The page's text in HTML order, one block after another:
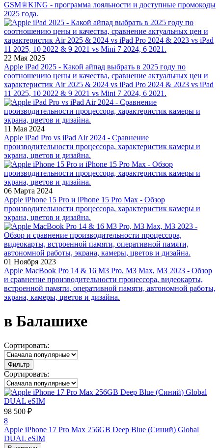
GSM♕KING - программа лояльности и доступные промокоды
2025 года.
22 Мая 2025
Apple iPad 2025 - Какой айпад выбрать в 2025 году по
соотношению цены и качества, сравнение актуальных цен и
характеристик Air 2025 & 2024 vs iPad Pro 2024 & 2023 vs iPad
11 2025, 10 2022 & 9 2021 vs Mini 7 2024, 6 2021.
11 Мая 2024
Apple iPad Pro vs iPad Air 2024 - Сравнение
производительности процессора, характеристик камеры и
экрана, цветов и дизайна.
06 Марта 2024
Apple iPhone 15 Pro и iPhone 15 Pro Max - Обзор
производительности процессора, характеристик камеры и
экрана, цветов и дизайна.
01 Ноября 2023
Apple MacBook Pro 14 & 16 M3 Pro, M3 Max, M3 2023 - Обзор
и сравнение производительности процессора, видеокарты,
встроенной памяти, оперативной памяти, автономной работы,
экрана, камеры, цветов и дизайна.
в Балашихе
Сортировать:
Фильтр
Сортировать:
98 500 ₽
8
Apple iPhone 17 Pro Max 256GB Deep Blue (Синий) Global
DUAL eSIM